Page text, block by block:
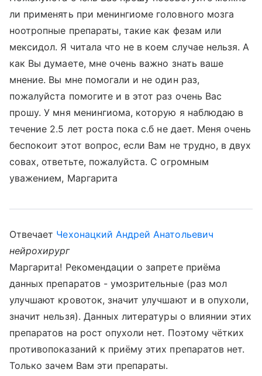
ли применять при менингиоме головного мозга
ноотропные препараты, такие как фезам или
мексидол. Я читала что не в коем случае нельзя. А
как Вы думаете, мне очень важно знать ваше
мнение. Вы мне помогали и не один раз,
пожалуйста помогите и в этот раз очень Вас
прошу. У мня менингиома, которую я наблюдаю в
течение 2.5 лет роста пока с.б не дает. Меня очень
беспокоит этот вопрос, если Вам не трудно, в двух
совах, ответьте, пожалуйста. С огромным
уважением, Маргарита
Отвечает Чехонацкий Андрей Анатольевич
нейрохирург
Маргарита! Рекомендации о запрете приёма
данных препаратов - умозрительные (раз мол
улучшают кровоток, значит улучшают и в опухоли,
значит нельзя). Данных литературы о влиянии этих
препаратов на рост опухоли нет. Поэтому чётких
противопоказаний к приёму этих препаратов нет.
Только зачем Вам эти препараты.